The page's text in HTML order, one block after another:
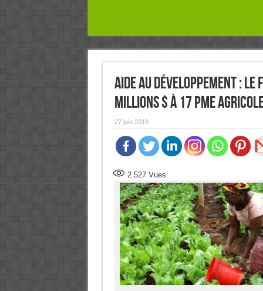
Aide au Développement :
millions $ à 17 PME
27 juin 2019
2 527Vues